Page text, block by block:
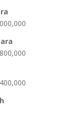
Current
Rp24,000,000.
Current
Rp14,800,000.
Current